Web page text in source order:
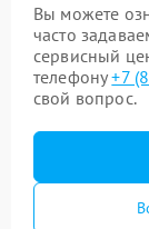
Вы можете
часто
сервисный
телефону+7
свой вопрос.